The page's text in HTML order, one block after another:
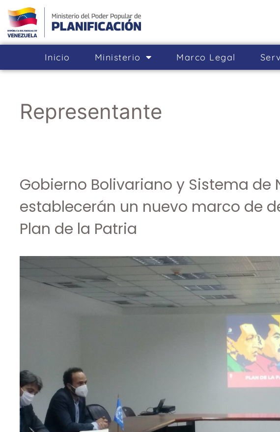
Inicio Ministerio Marco Legal
Representante
Gobierno Bolivariano y Sistema de
establecerán un nuevo marco de
Plan de la Patria